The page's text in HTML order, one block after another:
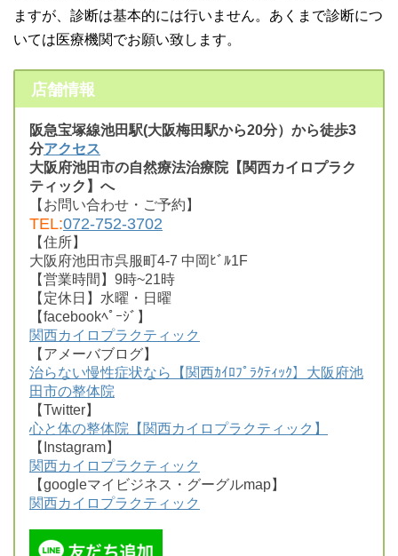
ますが、診断は基本的には行いません。あくまで診断につ
いては医療機関でお願い致します。
店舗情報
阪急宝塚線池田駅(大阪梅田駅から20分）から徒歩3
分アクセス
大阪府池田市の自然療法治療院【関西カイロプラク
ティック】へ
【お問い合わせ・ご予約】
TEL:072-752-3702
【住所】
大阪府池田市呉服町4-7 中岡ﾋﾞﾙ1F
【営業時間】9時~21時
【定休日】水曜・日曜
【facebookﾍﾟｰｼﾞ】
関西カイロプラクティック
【アメーバブログ】
治らない慢性症状なら【関西ｶｲﾛﾌﾟﾗｸﾃｨｯｸ】大阪府池
田市の整体院
【Twitter】
心と体の整体院【関西カイロプラクティック】
【Instagram】
関西カイロプラクティック
【googleマイビジネス・グーグルmap】
関西カイロプラクティック